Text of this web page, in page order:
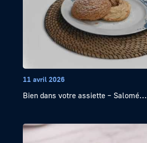
11 avril 2026
Bien dans votre assiette – Salomé...